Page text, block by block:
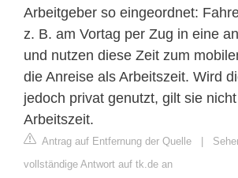
Arbeitgeber so eingeordnet:
z. B. am Vortag per Zug in eine
und nutzen diese Zeit zum
die Anreise als Arbeitszeit. Wird
jedoch privat genutzt, gilt sie
Arbeitszeit.
Antrag auf Entfernung der Quelle |
vollständige Antwort auf tk.de an